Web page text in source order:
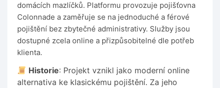
domácích mazlíčků. Platformu provozuje pojišťovna
Colonnade a zaměřuje se na jednoduché a férové
pojištění bez zbytečné administrativy. Služby jsou
dostupné zcela online a přizpůsobitelné dle potřeb
klienta.
Historie: Projekt vznikl jako moderní online
alternativa ke klasickému pojištění. Za jeho